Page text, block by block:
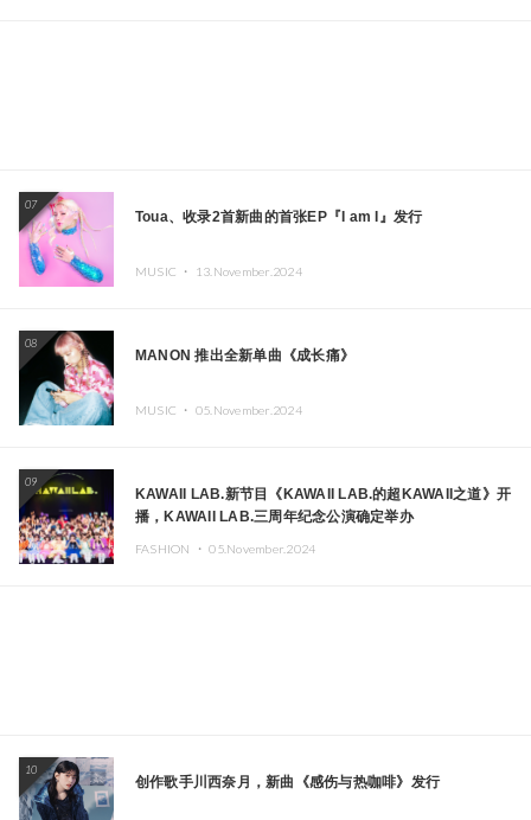
07
Toua、收录2首新曲的首张EP『I am I』发行
MUSIC ・ 13.November.2024
08
MANON 推出全新单曲《成长痛》
MUSIC ・ 05.November.2024
09
KAWAII LAB.新节目《KAWAII LAB.的超KAWAII之道》开
播，KAWAII LAB.三周年纪念公演确定举办
FASHION ・05.November.2024
10
创作歌手川西奈月，新曲《感伤与热咖啡》发行